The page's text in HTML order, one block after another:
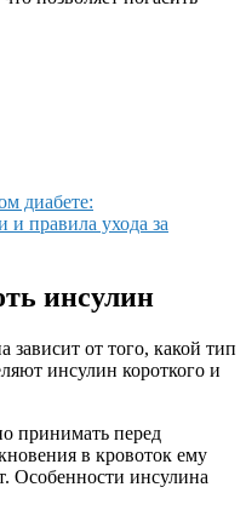
диабете:
и правила ухода за
инсулин
от того, какой тип
инсулин короткого и
принимать перед
в кровоток ему
Особенности инсулина